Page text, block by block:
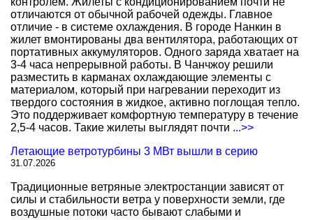
отличаются от обычной рабочей одежды. Главное
отличие - в системе охлаждения. В городе Нанкин в
жилет вмонтированы два вентилятора, работающих от
портативных аккумуляторов. Одного заряда хватает на
3-4 часа непрерывной работы. В Чанчжоу решили
разместить в карманах охлаждающие элементы с
материалом, который при нагревании переходит из
твердого состояния в жидкое, активно поглощая тепло.
Это поддерживает комфортную температуру в течение
2,5-4 часов. Такие жилеты выглядят почти ...>>
Летающие ветротурбины 3 МВт вышли в серию
31.07.2026
Традиционные ветряные электростанции зависят от
силы и стабильности ветра у поверхности земли, где
воздушные потоки часто бывают слабыми и